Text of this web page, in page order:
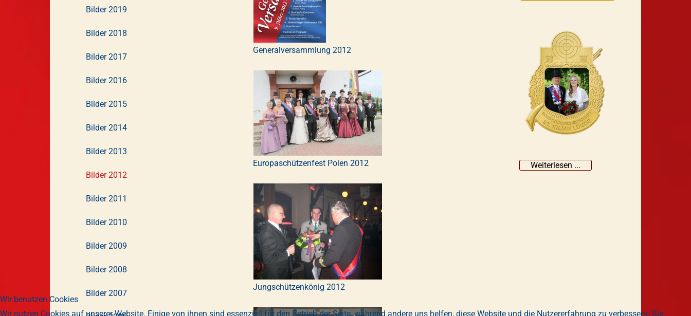
Bilder 2019
Bilder 2018
Bilder 2017
Bilder 2016
Bilder 2015
Bilder 2014
Bilder 2013
Bilder 2012
Bilder 2011
Bilder 2010
Bilder 2009
Bilder 2008
Bilder 2007
Weiterlesen ...
Generalversammlung 2012
Europaschützenfest Polen 2012
Jungschützenkönig 2012
Wir benutzen Cookies
Wir nutzen Cookies auf unserer Website. Einige von ihnen sind essenziell für den Betrieb der Seite, während andere uns helfen, diese Website und die Nutzererfahrung zu verbessern. Sie